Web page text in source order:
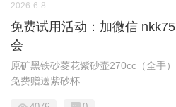
2026-6-8
免费试用活动：加微信
会
原矿黑铁砂菱花紫砂壶270cc（全手
免费赠送紫砂杯 ...